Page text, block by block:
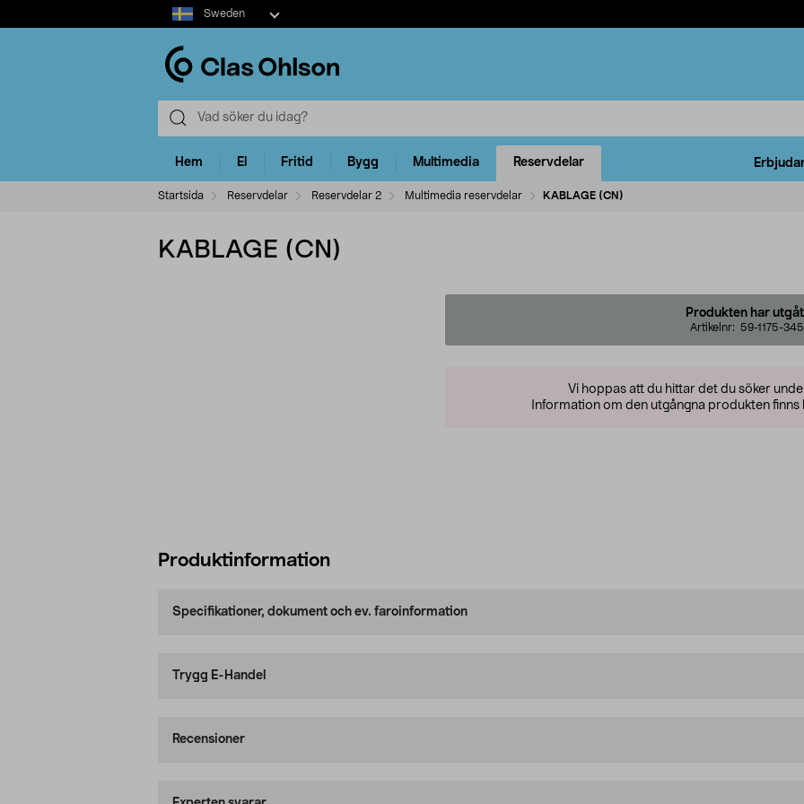
Select
market
Sweden
Hem El Fritid Bygg Multimedia Reservdelar
Startsida Reservdelar Reservdelar 2 Multimedia reservdelar KABLAGE (CN)
KABLAGE (CN)
Produkten har
Artikelnr: 59-1175-345
Vi hoppas att du hittar det du söker
Information om den utgångna produkten finns
Produktinformation
Specifikationer, dokument och ev. faroinformation
Trygg E-Handel
Recensioner